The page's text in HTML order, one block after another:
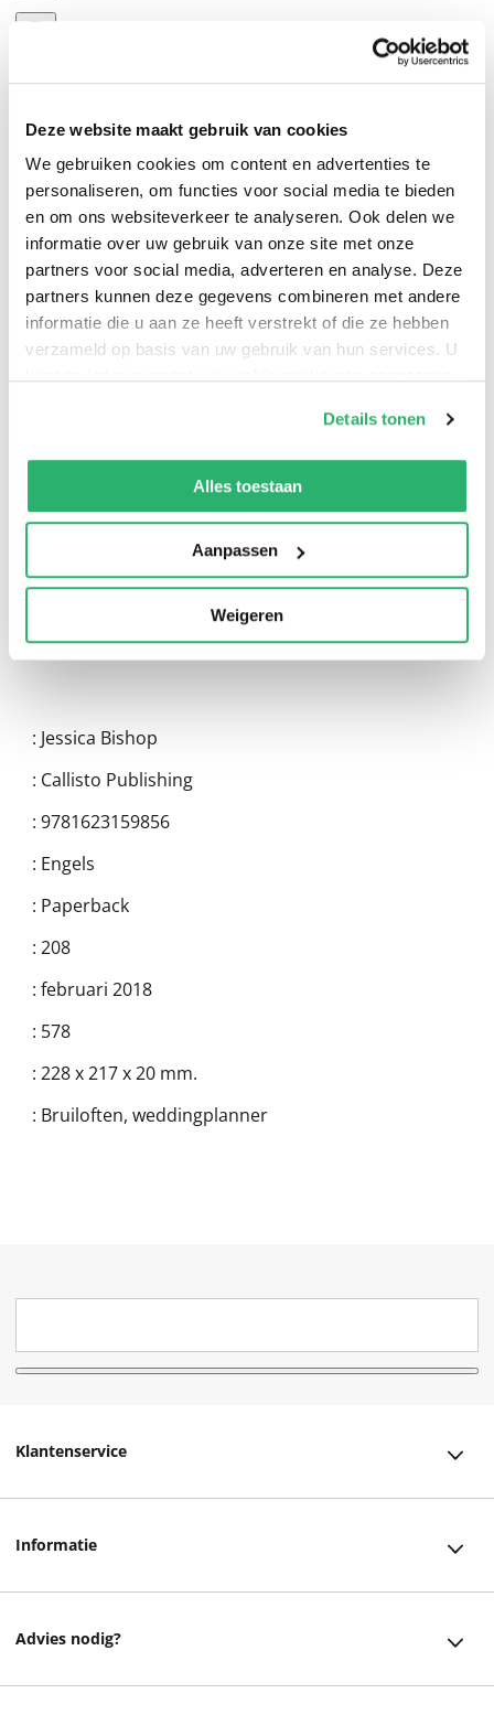
Deze website maakt gebruik van cookies
We gebruiken cookies om content en advertenties te
personaliseren, om functies voor social media te bieden
en om ons websiteverkeer te analyseren. Ook delen we
informatie over uw gebruik van onze site met onze
partners voor social media, adverteren en analyse. Deze
partners kunnen deze gegevens combineren met andere
informatie die u aan ze heeft verstrekt of die ze hebben
verzameld op basis van uw gebruik van hun services. U
kunnen ontvangen en verwerken.
Details tonen
Alles toestaan
Aanpassen
Weigeren
: Jessica Bishop
: Callisto Publishing
: 9781623159856
: Engels
: Paperback
: 208
: februari 2018
: 578
: 228 x 217 x 20 mm.
: Bruiloften, weddingplanner
Klantenservice
Informatie
Advies nodig?